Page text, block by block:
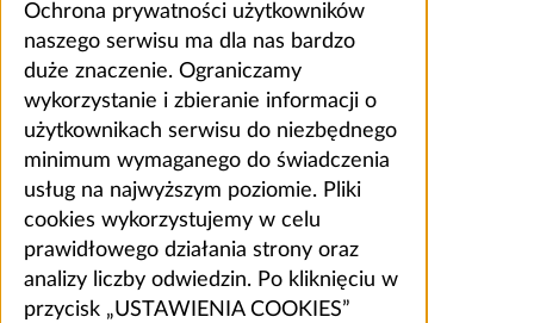
Ochrona prywatności użytkowników
naszego serwisu ma dla nas bardzo
duże znaczenie. Ograniczamy
wykorzystanie i zbieranie informacji o
użytkownikach serwisu do niezbędnego
minimum wymaganego do świadczenia
usług na najwyższym poziomie. Pliki
cookies wykorzystujemy w celu
prawidłowego działania strony oraz
analizy liczby odwiedzin. Po kliknięciu w
przycisk „USTAWIENIA COOKIES”